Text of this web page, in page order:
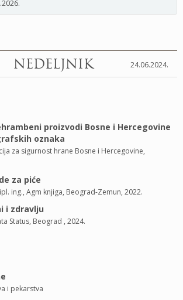
NEDELJNIK 24.06.2024.
proizvodi Bosne i Hercegovine
oznaka
za sigurnost hrane Bosne i Hercegovine,
za piće
ing., Agm knjiga, Beograd-Zemun, 2022.
i zdravlju
Status, Beograd , 2024.
i pekarstva